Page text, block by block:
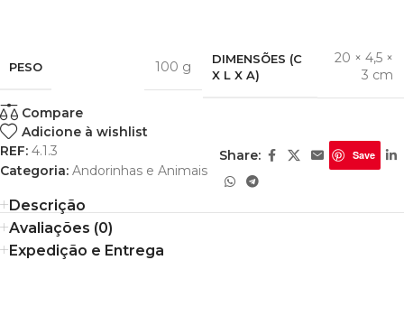
PESO 100 g
DIMENSÕES (C
X L X A)
20 × 4,5 ×
3 cm
Compare
Adicione à wishlist
REF: 4.1.3
Categoria: Andorinhas e Animais
Share: Save
Descrição
Avaliações (0)
Expedição e Entrega